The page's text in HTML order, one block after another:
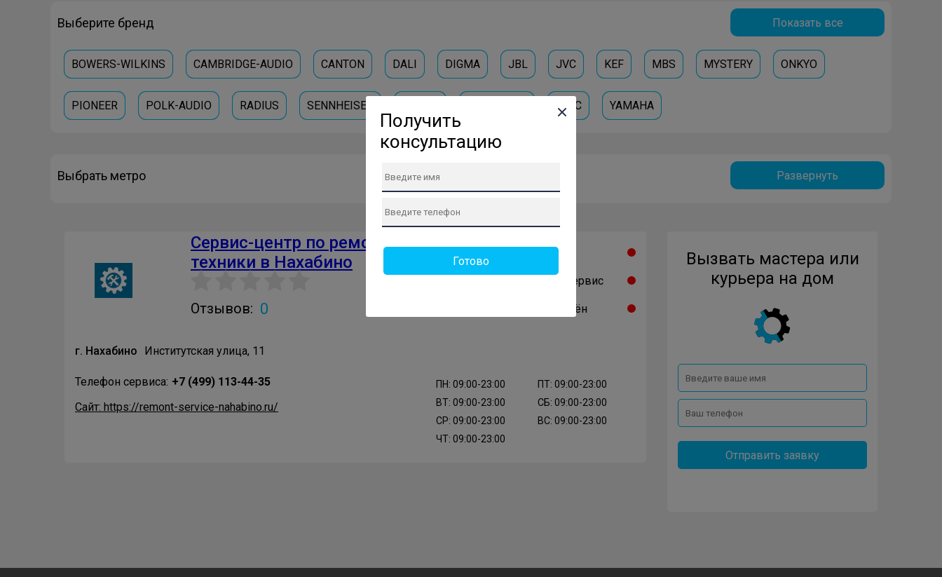
Выберите бренд Показать все
BOWERS-WILKINS CAMBRIDGE-AUDIO CANTON DALI DIGMA JBL JVC KEF MBS MYSTERY ONKYO
PIONEER POLK-AUDIO RADIUS SENNHEISER TEAC YAMAHA
Выбрать метро Развернуть
Сервис-центр по ремонту
техники в Нахабино
Отзывов: 0
Проверенный сервис
Авторизированный сервис
Владелец подтверждён
г. Нахабино Институтская улица, 11
Телефон сервиса: +7 (499) 113-44-35
Сайт: https://remont-service-nahabino.ru/
ПН: 09:00-23:00
ВТ: 09:00-23:00
СР: 09:00-23:00
ЧТ: 09:00-23:00
ПТ: 09:00-23:00
СБ: 09:00-23:00
ВС: 09:00-23:00
Вызвать мастера или
курьера на дом
Отправить заявку
Получить
консультацию
Готово